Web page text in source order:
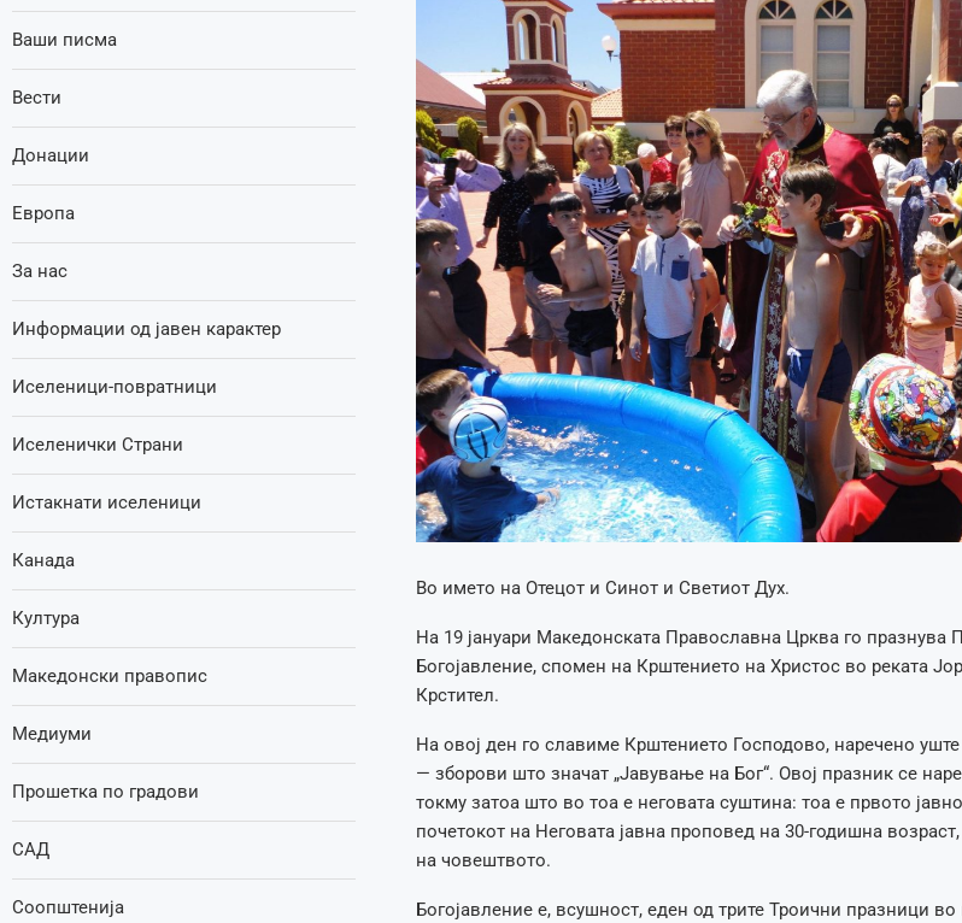
Во името на Отецот и Синот и Светиот Дух.
На 19 јануари Македонската Православна Црква го празнува
Богојавление, спомен на Крштението на Христос во реката
Крстител.
На овој ден го славиме Крштението Господово, наречено
— зборови што значат „Јавување на Бог“. Овој празник се
токму затоа што во тоа е неговата суштина: тоа е првото
почетокот на Неговата јавна проповед на 30-годишна
на човештвото.
Богојавление е, всушност, еден од трите Троични празници во
Ваши писма
Вести
Донации
Европа
За нас
Информации од јавен карактер
Иселеници-повратници
Иселенички Страни
Истакнати иселеници
Канада
Култура
Македонски правопис
Медиуми
Прошетка по градови
САД
Соопштенија